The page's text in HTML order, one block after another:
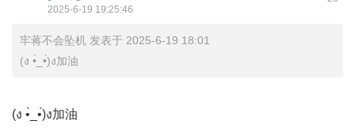
2025-6-19 19:25:46
牢蒋不会坠机 发表于 2025-6-19 18:01
(ง •̀_•́)ง加油
(ง •̀_•́)ง加油